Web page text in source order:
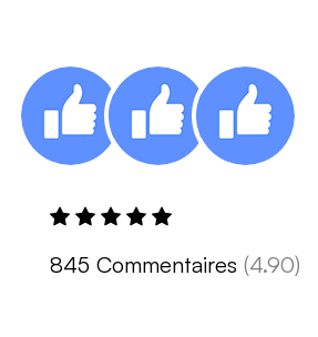
845 Commentaires (4.90)